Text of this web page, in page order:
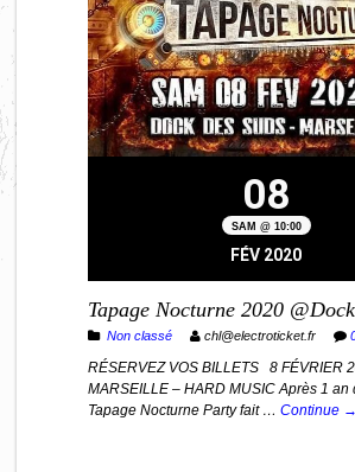
08
SAM @ 10:00
FÉV 2020
Tapage Nocturne 2020
Non classé chl@electroticket.fr
RÉSERVEZ VOS BILLETS 8 FÉVRIER
MARSEILLE – HARD MUSIC Après 1 an
Tapage Nocturne Party fait … Continue →